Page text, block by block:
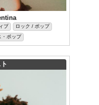
ブ
ロック / ポップ
・ポップ